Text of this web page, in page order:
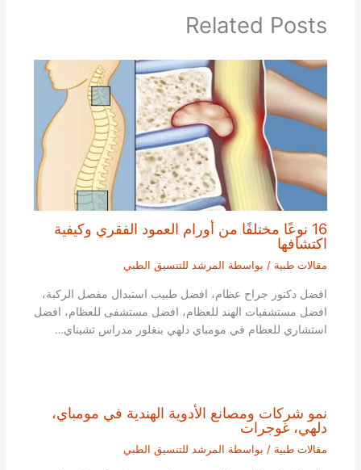
Related Posts
16 نوعًا مختلفًا من أورام العمود الفقري وكيفية
اكتشافها
مقالات طبية / بواسطة المرشد للتنسيق الطبي
افضل دكتور جراح عظام، افضل طبيب استبدال مفصل الركبة،
افضل مستشفيات الهند للعظام، افضل مستشفى للعظام، افضل
استشاري للعظام في مومباي دلهي بنغلور مدراس تشيناي…
نمو شركات ومصانع الأدوية الهندية في مومباي،
دلهي، غوجرات
مقالات طبية / بواسطة المرشد للتنسيق الطبي